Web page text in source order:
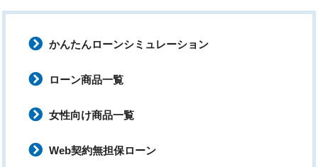
かんたんローンシミュレーション
ローン商品一覧
女性向け商品一覧
Web契約無担保ローン